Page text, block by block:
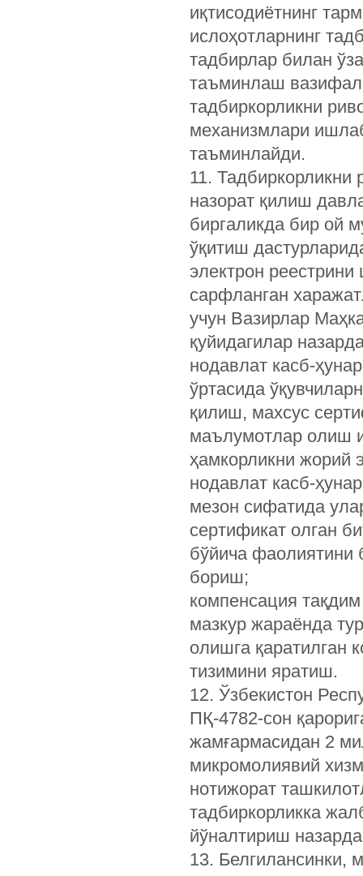
иқтисодиётнинг
ислоҳотларнинг
тадбирлар билан
таъминлаш
тадбиркорликни
механизмлари
таъминлайди.
11.
назорат қилиш
биргаликда бир ой
ўқитиш
электрон
сарфланган
учун Вазирлар
қуйидагилар
нодавлат касб-
ўртасида
қилиш, махсус
маълумотлар олиш
ҳамкорликни жорий
нодавлат касб-
мезон сифатида
сертификат олган
бўйича фаолиятини
бориш;
компенсация
мазкур жараёнда
олишга қаратилган
тизимини яратиш.
12. Ўзбекистон
ПҚ-4782-сон
жамғармасидан 2
микромолиявий
нотижорат
тадбиркорликка
йўналтириш
13. Белгилансинки,